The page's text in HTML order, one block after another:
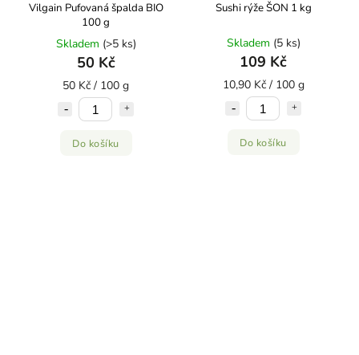
Vilgain Pufovaná špalda BIO
100 g
Skladem (>5 ks)
50 Kč
50 Kč / 100 g
Do košíku
Sushi rýže ŠON 1 kg
Skladem (5 ks)
109 Kč
10,90 Kč / 100 g
Do košíku